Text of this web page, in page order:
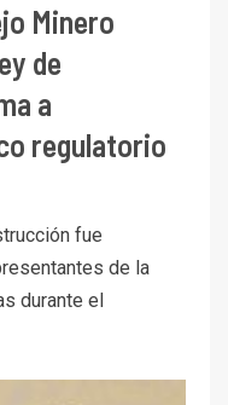
Minero
de
a
regulatorio
fue
de la
durante el